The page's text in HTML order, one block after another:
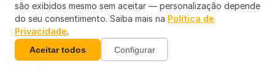
são exibidos mesmo sem aceitar — personalização depende
do seu consentimento. Saiba mais na Política de
Privacidade.
Aceitar todos Configurar